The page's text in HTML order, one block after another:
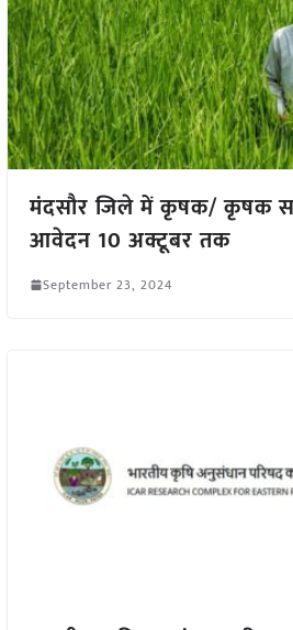
मंदसौर जिले में कृषक/ कृषक
आवेदन 10 अक्टूबर तक
September 23, 2024